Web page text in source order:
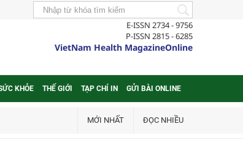
E-ISSN 2734 - 9756
P-ISSN 2815 - 6285
VietNam Health MagazineOnline
KHỎE THẾ GIỚI TẠP CHÍ IN GỬI BÀI ONLINE
MỚI NHẤT ĐỌC NHIỀU